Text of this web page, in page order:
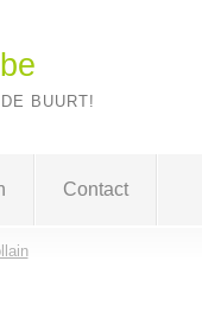
BUURT!
Contact